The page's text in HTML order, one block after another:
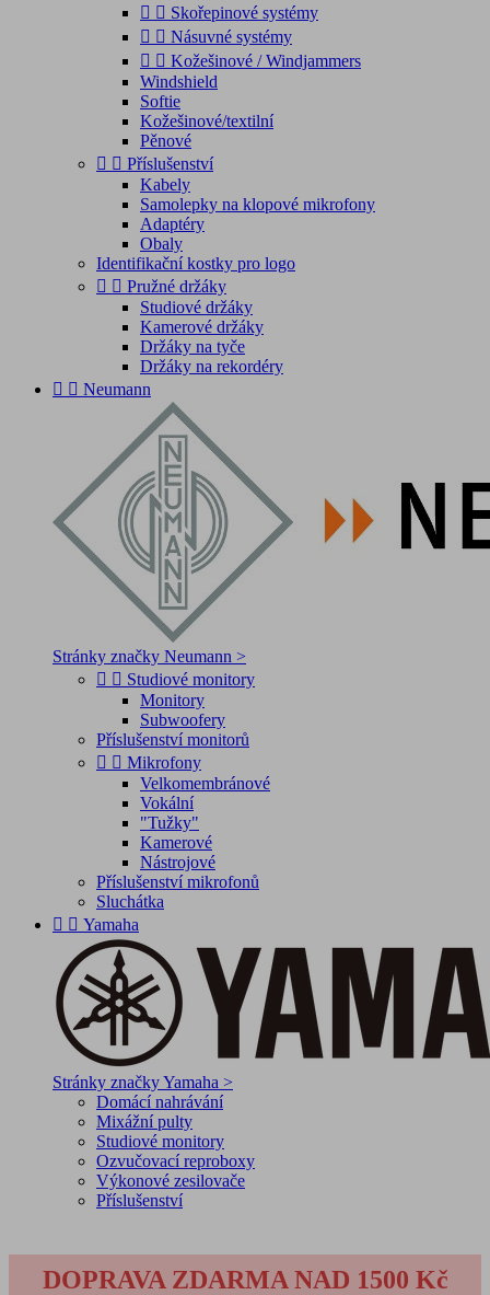
  Skořepinové systémy
  Násuvné systémy
  Kožešinové / Windjammers
Windshield
Softie
Kožešinové/textilní
Pěnové
  Příslušenství
Kabely
Samolepky na klopové mikrofony
Adaptéry
Obaly
Identifikační kostky pro logo
  Pružné držáky
Studiové držáky
Kamerové držáky
Držáky na tyče
Držáky na rekordéry
  Neumann
Stránky značky Neumann >
  Studiové monitory
Monitory
Subwoofery
Příslušenství monitorů
  Mikrofony
Velkomembránové
Vokální
"Tužky"
Kamerové
Nástrojové
Příslušenství mikrofonů
Sluchátka
  Yamaha
Stránky značky Yamaha >
Domácí nahrávání
Mixážní pulty
Studiové monitory
Ozvučovací reproboxy
Výkonové zesilovače
Příslušenství
DOPRAVA ZDARMA NAD 1500 Kč